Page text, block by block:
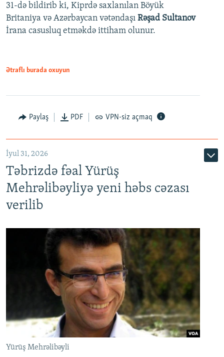
31-də bildirib ki, Kiprdə saxlanılan Böyük
Britaniya və Azərbaycan vətəndaşı Rəşad Sultanov
İrana casusluq etməkdə ittiham olunur.
Ətraflı burada oxuyun
Paylaş PDF VPN-siz açmaq
İyul 31, 2026
Təbrizdə fəal Yürüş
Mehrəlibəyliyə yeni həbs cəzası
verilib
Yürüş Mehrəlibəyli